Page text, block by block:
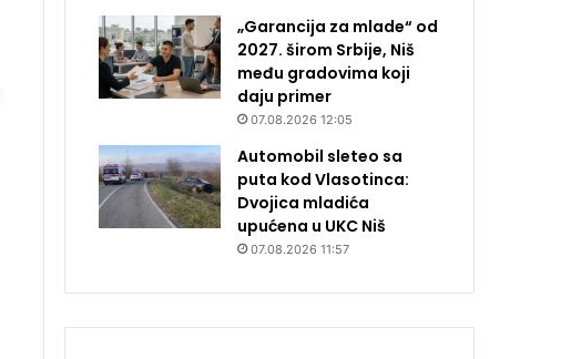
„Garancija za mlade“ od
2027. širom Srbije, Niš
među gradovima koji
daju primer
07.08.2026 12:05
Automobil sleteo sa
puta kod Vlasotinca:
Dvojica mladića
upućena u UKC Niš
07.08.2026 11:57